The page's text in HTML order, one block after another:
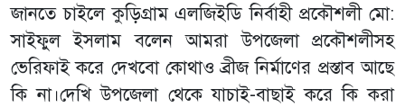
জানতে চাইলে কুড়িগ্রাম এলজিইডি নির্বাহী প্রকৌশলী মো:
সাইফুল ইসলাম বলেন আমরা উপজেলা প্রকৌশলীসহ
ভেরিফাই করে দেখবো কোথাও ব্রীজ নির্মাণের প্রস্তাব আছে
কি না।দেখি উপজেলা থেকে যাচাই-বাছাই করে কি করা